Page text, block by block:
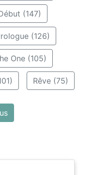
(147)
(126)
One (105)
Rêve (75)